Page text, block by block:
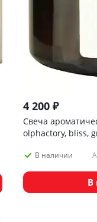
4 200₽
Свеча
olphactory, bliss,
В наличии
В